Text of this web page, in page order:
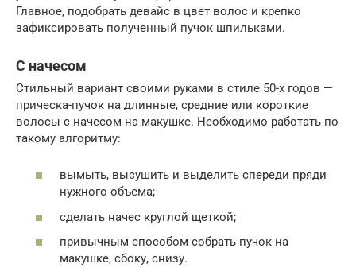
Главное, подобрать девайс в цвет волос и крепко
зафиксировать полученный пучок шпильками.
С начесом
Стильный вариант своими руками в стиле 50-х годов —
прическа-пучок на длинные, средние или короткие
волосы с начесом на макушке. Необходимо работать по
такому алгоритму:
вымыть, высушить и выделить спереди пряди
нужного объема;
сделать начес круглой щеткой;
привычным способом собрать пучок на
макушке, сбоку, снизу.